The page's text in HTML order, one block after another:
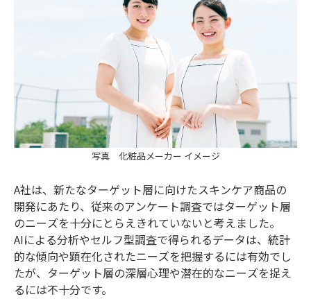
写真 化粧品メーカー イメージ
A社は、新たなターゲット層に向けたスキンケア商品の
開発にあたり、従来のアンケート調査ではターゲット層
のニーズを十分にとらえきれていないと考えました。
AIによる分析やセルフ型調査で得られるデータは、統計
的な傾向や顕在化されたニーズを把握するには有効でし
たが、ターゲット層の深層心理や潜在的なニーズを捉え
るには不十分です。